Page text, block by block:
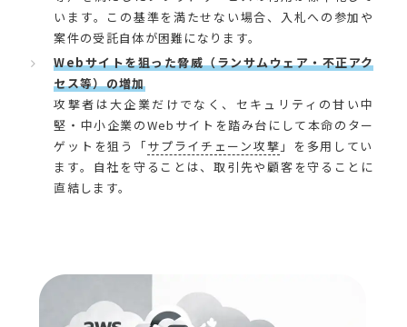
います。この基準を満たせない場合、入札への参加や
案件の受託自体が困難になります。
Webサイトを狙った脅威（ランサムウェア・不正アク
セス等）の増加
攻撃者は大企業だけでなく、セキュリティの甘い中
堅・中小企業のWebサイトを踏み台にして本命のター
ゲットを狙う「サプライチェーン攻撃 」を多用してい
ます。自社を守ることは、取引先や顧客を守ることに
直結します。